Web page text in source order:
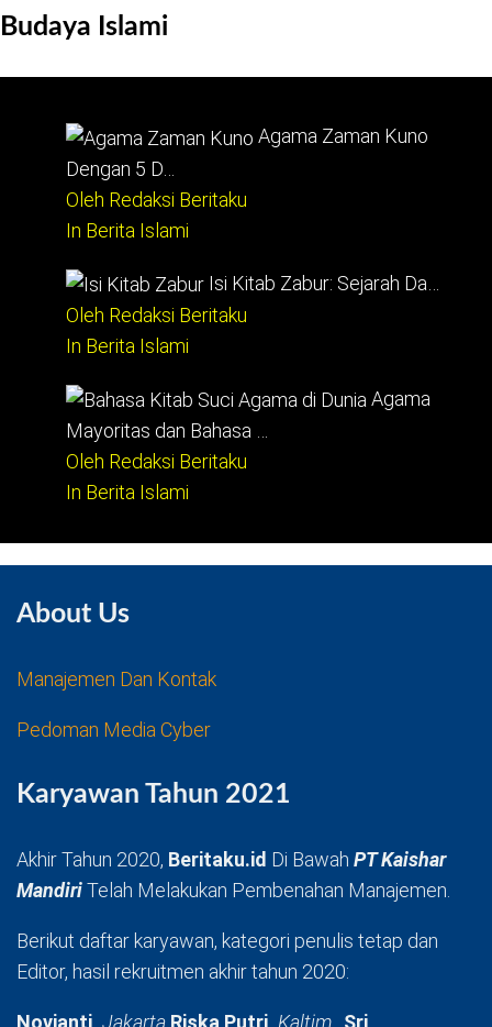
Budaya Islami
Agama Zaman Kuno
Dengan 5 D…
Oleh Redaksi Beritaku
In Berita Islami
Isi Kitab Zabur: Sejarah Da…
Oleh Redaksi Beritaku
In Berita Islami
Agama
Mayoritas dan Bahasa …
Oleh Redaksi Beritaku
In Berita Islami
About Us
Manajemen Dan Kontak
Pedoman Media Cyber
Karyawan Tahun 2021
Akhir Tahun 2020, Beritaku.id Di Bawah PT Kaishar
MandiriTelah Melakukan Pembenahan Manajemen.
Berikut daftar karyawan, kategori penulis tetap dan
Editor, hasil rekruitmen akhir tahun 2020:
Novianti, Jakarta Riska Putri, Kaltim, Sri